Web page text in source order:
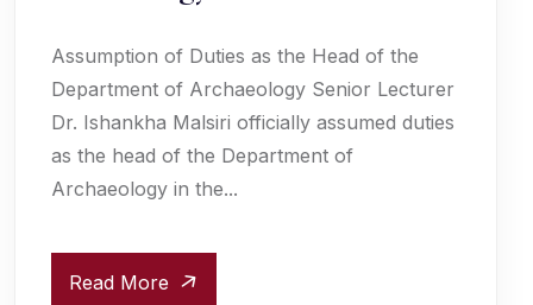
Assumption of Duties as the Head of the
Department of Archaeology Senior Lecturer
Dr. Ishankha Malsiri officially assumed duties
as the head of the Department of
Archaeology in the...
Read More